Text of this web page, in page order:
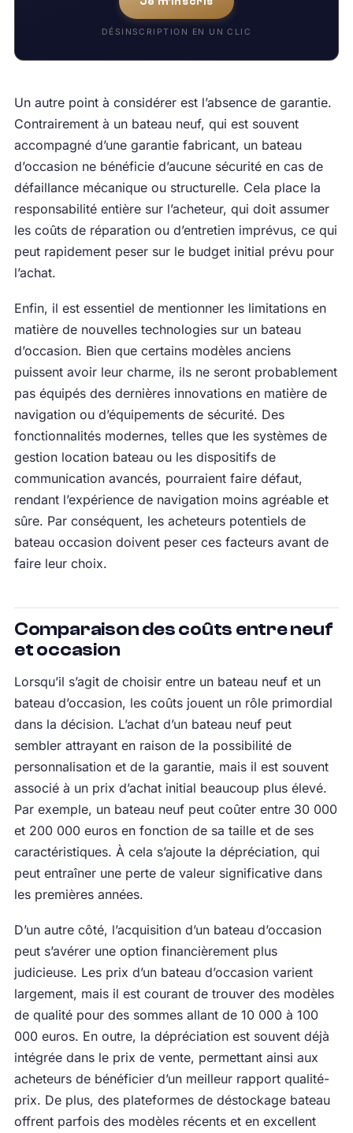
DÉSINSCRIPTION EN UN CLIC
Un autre point à considérer est l’absence de garantie.
Contrairement à un bateau neuf, qui est souvent
accompagné d’une garantie fabricant, un bateau
d’occasion ne bénéficie d’aucune sécurité en cas de
défaillance mécanique ou structurelle. Cela place la
responsabilité entière sur l’acheteur, qui doit assumer
les coûts de réparation ou d’entretien imprévus, ce qui
peut rapidement peser sur le budget initial prévu pour
l’achat.
Enfin, il est essentiel de mentionner les limitations en
matière de nouvelles technologies sur un bateau
d’occasion. Bien que certains modèles anciens
puissent avoir leur charme, ils ne seront probablement
pas équipés des dernières innovations en matière de
navigation ou d’équipements de sécurité. Des
fonctionnalités modernes, telles que les systèmes de
gestion location bateau ou les dispositifs de
communication avancés, pourraient faire défaut,
rendant l’expérience de navigation moins agréable et
sûre. Par conséquent, les acheteurs potentiels de
bateau occasion doivent peser ces facteurs avant de
faire leur choix.
Comparaison des coûts entre neuf
et occasion
Lorsqu’il s’agit de choisir entre un bateau neuf et un
bateau d’occasion, les coûts jouent un rôle primordial
dans la décision. L’achat d’un bateau neuf peut
sembler attrayant en raison de la possibilité de
personnalisation et de la garantie, mais il est souvent
associé à un prix d’achat initial beaucoup plus élevé.
Par exemple, un bateau neuf peut coûter entre 30 000
et 200 000 euros en fonction de sa taille et de ses
caractéristiques. À cela s’ajoute la dépréciation, qui
peut entraîner une perte de valeur significative dans
les premières années.
D’un autre côté, l’acquisition d’un bateau d’occasion
peut s’avérer une option financièrement plus
judicieuse. Les prix d’un bateau d’occasion varient
largement, mais il est courant de trouver des modèles
de qualité pour des sommes allant de 10 000 à 100
000 euros. En outre, la dépréciation est souvent déjà
intégrée dans le prix de vente, permettant ainsi aux
acheteurs de bénéficier d’un meilleur rapport qualité-
prix. De plus, des plateformes de déstockage bateau
offrent parfois des modèles récents et en excellent